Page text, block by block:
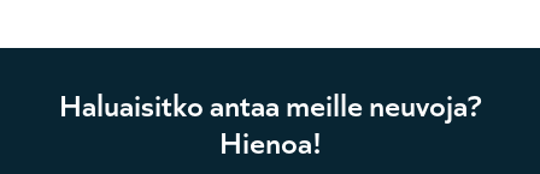
Haluaisitko antaa meille neuvoja?
Hienoa!